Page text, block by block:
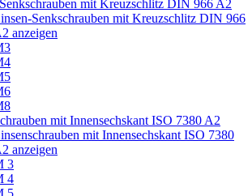
mit Kreuzschlitz DIN 966 A2
Senkschrauben mit Kreuzschlitz DIN 966
anzeigen
mit Innensechskant ISO 7380 A2
mit Innensechskant ISO 7380
anzeigen
3
4
5